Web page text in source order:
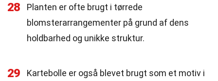
28
Planten er ofte brugt i tørrede
blomsterarrangementer på grund af dens
holdbarhed og unikke struktur.
29
Kartebolle er også blevet brugt som et motiv i